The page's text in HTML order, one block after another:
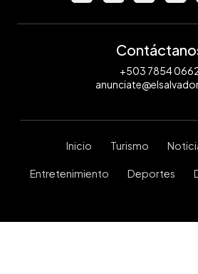
+503 7854
Inicio Turismo
Entretenimiento Deportes